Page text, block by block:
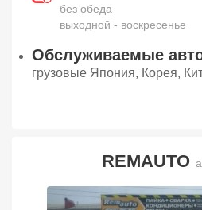
без обеда
выходной - воскресенье
Обслуживаемые
грузовые Япония, Корея,
REMAUTO